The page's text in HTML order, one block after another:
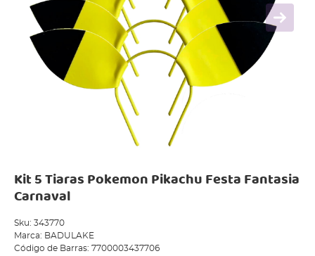
Kit 5 Tiaras Pokemon Pikachu Festa Fantasia
Carnaval
Sku: 343770
Marca: BADULAKE
Código de Barras: 7700003437706